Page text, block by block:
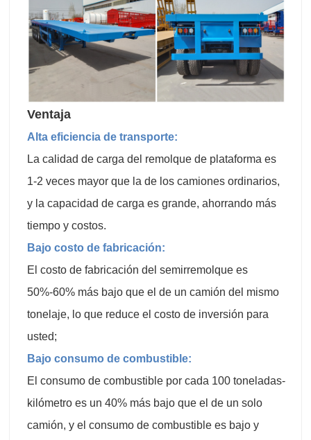
Ventaja
Alta eficiencia de transporte:
La calidad de carga del remolque de plataforma es
1-2 veces mayor que la de los camiones ordinarios,
y la capacidad de carga es grande, ahorrando más
tiempo y costos.
Bajo costo de fabricación:
El costo de fabricación del semirremolque es
50%-60% más bajo que el de un camión del mismo
tonelaje, lo que reduce el costo de inversión para
usted;
Bajo consumo de combustible:
El consumo de combustible por cada 100 toneladas-
kilómetro es un 40% más bajo que el de un solo
camión, y el consumo de combustible es bajo y